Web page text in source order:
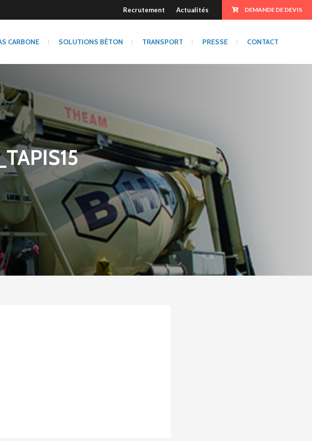
Recrutement Actualités DEMANDE DE DEVIS
CARBONE SOLUTIONS BÉTON TRANSPORT PRESSE CONTACT